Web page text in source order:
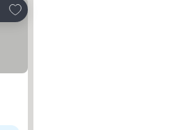
Lägg till i Mina Favoriter